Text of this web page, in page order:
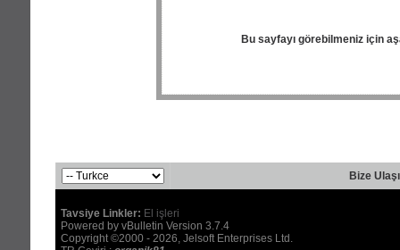
Bu sayfayı görebilmeniz için
Bize
Tavsiye Linkler: El işleri
Powered by vBulletin Version 3.7.4
Copyright ©2000 - 2026, Jelsoft Enterprises Ltd.